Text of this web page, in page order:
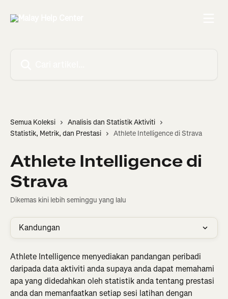
Semua Koleksi
Analisis dan Statistik Aktiviti
Statistik, Metrik, dan Prestasi
Athlete Intelligence di Strava
Athlete Intelligence di
Strava
Dikemas kini lebih seminggu yang lalu
Kandungan
Athlete Intelligence menyediakan pandangan peribadi
daripada data aktiviti anda supaya anda dapat memahami
apa yang didedahkan oleh statistik anda tentang prestasi
anda dan memanfaatkan setiap sesi latihan dengan